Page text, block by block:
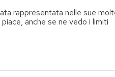
rappresentata nelle sue
anche se ne vedo i limiti